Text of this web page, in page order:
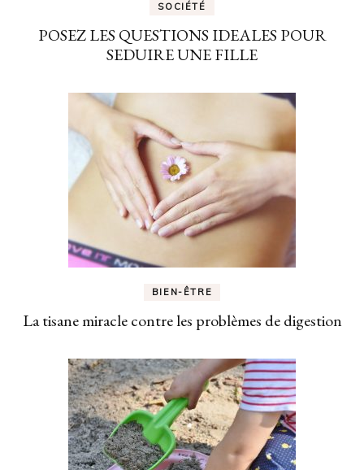
SOCIÉTÉ
POSEZ LES QUESTIONS IDEALES POUR
SEDUIRE UNE FILLE
BIEN-ÊTRE
La tisane miracle contre les problèmes de digestion